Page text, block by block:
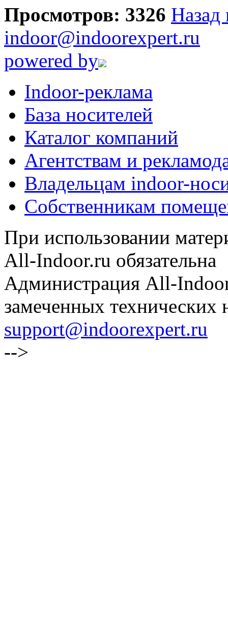
Просмотров: 3326 Назад
indoor@indoorexpert.ru
powered by
Indoor-реклама
База носителей
Каталог компаний
Агентствам и
Владельцам indoor-
Собственникам
При использовании
All-Indoor.ru обязательна
Администрация All-
замеченных технических
support@indoorexpert.ru
-->